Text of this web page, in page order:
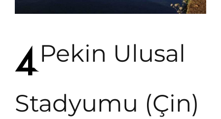
Pekin Ulusal
Stadyumu (Çin)